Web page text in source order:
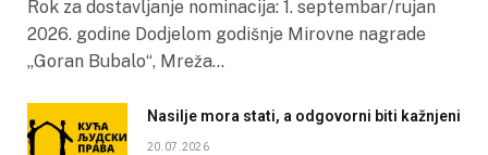
Rok za dostavljanje nominacija: 1. septembar/rujan
2026. godine Dodjelom godišnje Mirovne nagrade
„Goran Bubalo“, Mreža…
Nasilje mora stati, a odgovorni biti kažnjeni
20.07.2026